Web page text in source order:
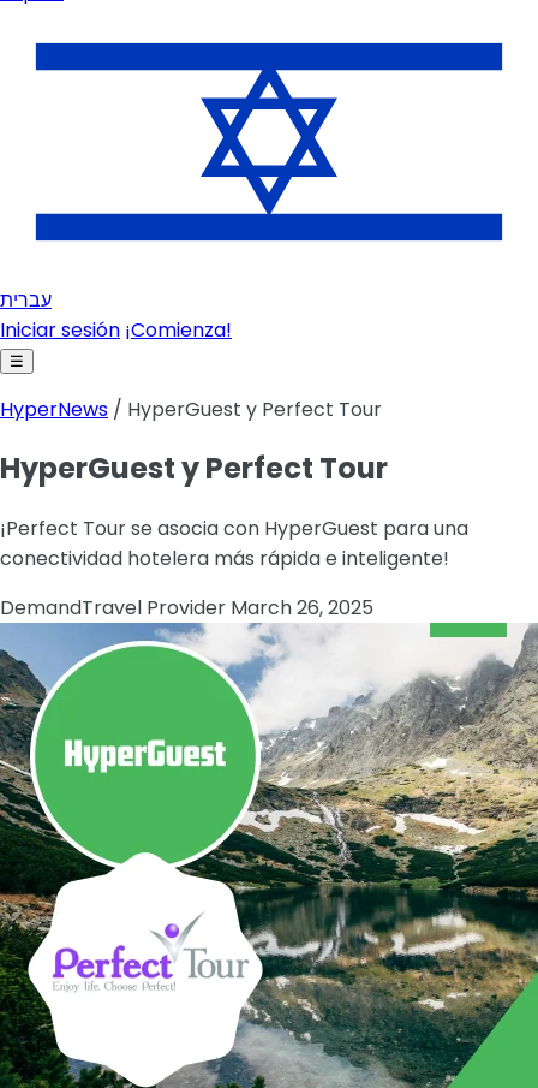
עברית
Iniciar sesión ¡Comienza!
☰
HyperNews / HyperGuest y Perfect Tour
HyperGuest y Perfect Tour
¡Perfect Tour se asocia con HyperGuest para una
conectividad hotelera más rápida e inteligente!
DemandTravel Provider March 26, 2025